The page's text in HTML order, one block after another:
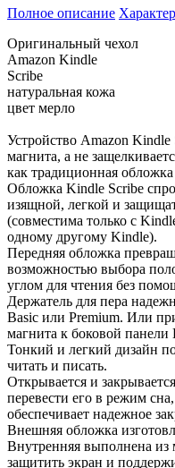
Полное описание
Оригинальный чехол
Amazon Kindle
Scribe
натуральная кожа
цвет мерло
Устройство Amazon
магнита, а не
как традиционная
Обложка Kindle Scribe
изящной, легкой и
(совместима только с
одному другому Kindle).
Передняя обложка
возможностью выбора
углом для чтения без
Держатель для пера
Basic или Premium. Или
магнита к боковой панели
Тонкий и легкий дизайн
читать и писать.
Открывается и
перевести его в режим
обеспечивает надежное
Внешняя обложка
Внутренняя выполнена из
защитить экран и